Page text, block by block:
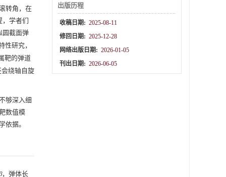
转角，在
学者们
圆截面弹
性研究，
靶的弹道
绕轴自旋
够深入细
数值模
依据。
，弹体长
出版历程
收稿日期: 2025-08-11
修回日期: 2025-12-28
网络出版日期: 2026-01-05
刊出日期: 2026-06-05